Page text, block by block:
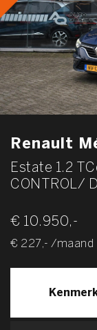
Renault
Estate 1.2
CONTROL/
€ 10.950,-
€ 227,- /maand